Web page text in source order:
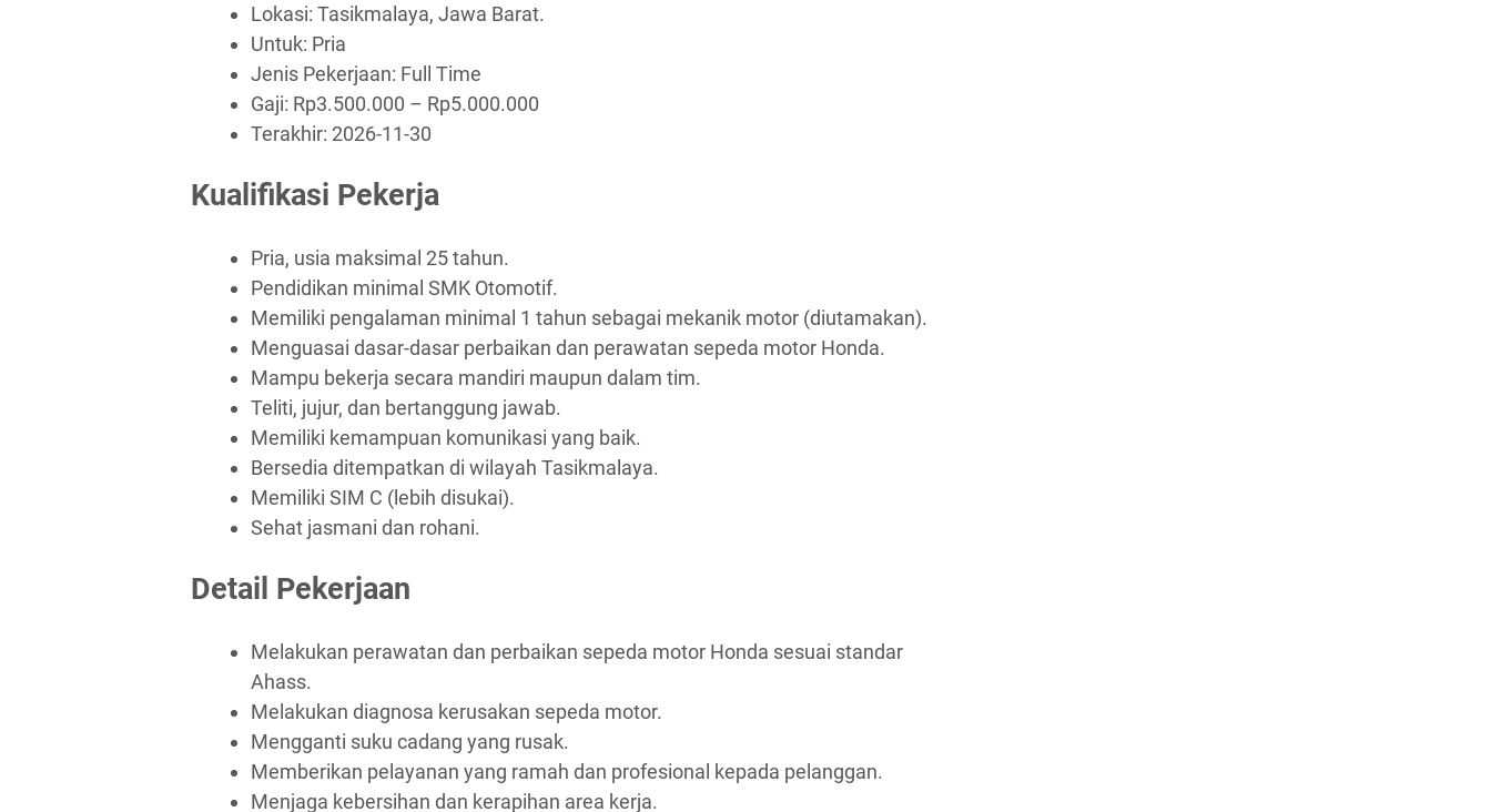
Lokasi: Tasikmalaya, Jawa Barat.
Untuk: Pria
Jenis Pekerjaan: Full Time
Gaji: Rp3.500.000 – Rp5.000.000
Terakhir: 2026-11-30
Kualifikasi Pekerja
Pria, usia maksimal 25 tahun.
Pendidikan minimal SMK Otomotif.
Memiliki pengalaman minimal 1 tahun sebagai mekanik motor (diutamakan).
Menguasai dasar-dasar perbaikan dan perawatan sepeda motor Honda.
Mampu bekerja secara mandiri maupun dalam tim.
Teliti, jujur, dan bertanggung jawab.
Memiliki kemampuan komunikasi yang baik.
Bersedia ditempatkan di wilayah Tasikmalaya.
Memiliki SIM C (lebih disukai).
Sehat jasmani dan rohani.
Detail Pekerjaan
Melakukan perawatan dan perbaikan sepeda motor Honda sesuai standar
Ahass.
Melakukan diagnosa kerusakan sepeda motor.
Mengganti suku cadang yang rusak.
Memberikan pelayanan yang ramah dan profesional kepada pelanggan.
Menjaga kebersihan dan kerapihan area kerja.